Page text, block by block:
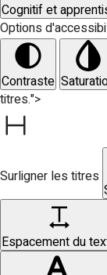
Cognitif et
Options
Contraste
titres.">
Surligner les titres
Espacement du